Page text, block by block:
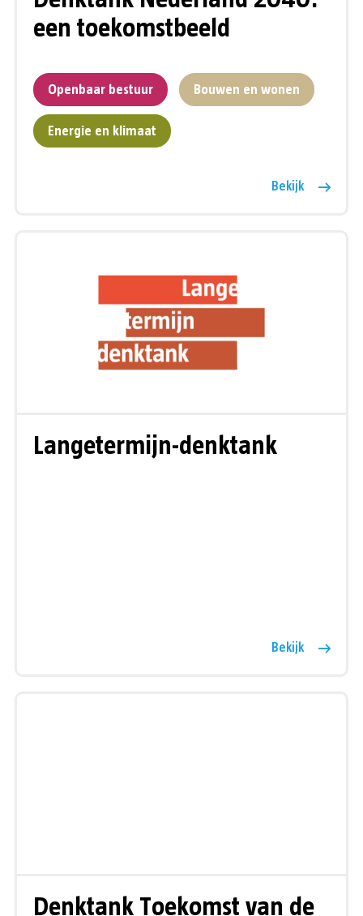
een toekomstbeeld
Openbaar bestuur Bouwen en wonen
Energie en klimaat
Bekijk
Langetermijn-denktank
Bekijk
Denktank Toekomst van de